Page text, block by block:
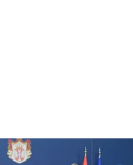
этого недостаточно":